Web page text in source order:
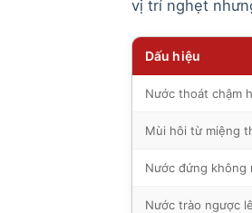
vị trí nghẹt
Dấu hiệu
Nước thoát chậm
Mùi hôi từ miệng
Nước đứng không
Nước trào ngược